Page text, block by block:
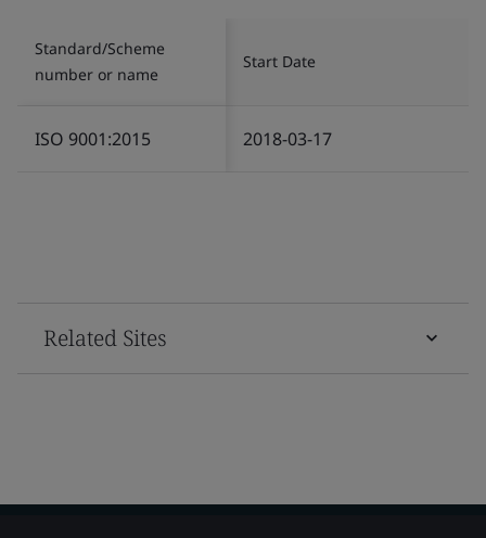
Standard/Scheme
number or name
Start Date
ISO 9001:2015 2018-03-17
Related Sites